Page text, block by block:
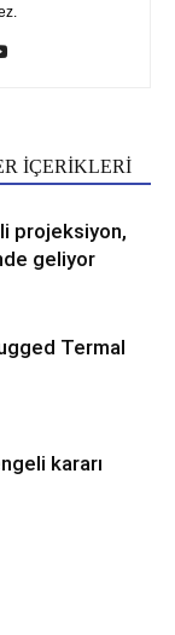
İÇERİKLERİ
projeksiyon,
geliyor
Termal
kararı